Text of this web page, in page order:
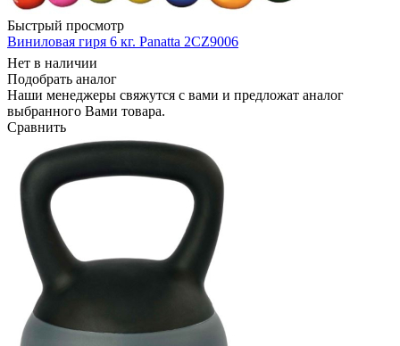
Быстрый просмотр
Виниловая гиря 6 кг. Panatta 2CZ9006
Нет в наличии
Подобрать аналог
Наши менеджеры свяжутся с вами и предложат аналог
выбранного Вами товара.
Сравнить